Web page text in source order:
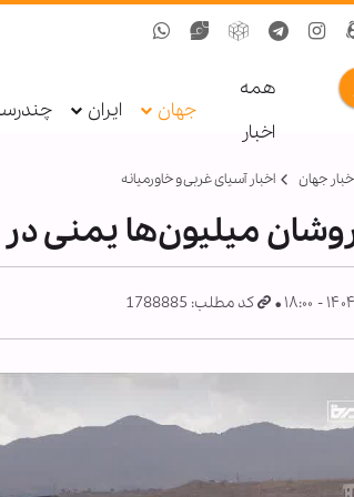
همه
اخبار
جهان ایران
جهان اخبار آسیای غربی و خاورمیانه
میلیون‌ها یمنی در
کد مطلب: 1788885